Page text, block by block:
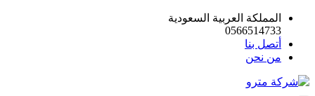
المملكة العربية السعودية
0566514733
أتصل بنا
من نحن